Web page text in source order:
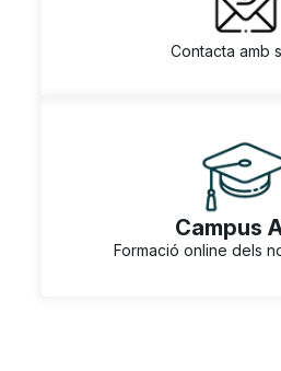
Campus
Formació online dels
Contacta amb